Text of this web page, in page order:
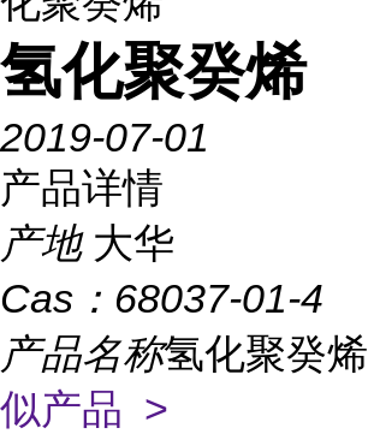
氢化聚癸烯
2019-07-01
产品详情
产地 大华
Cas： 68037-01-4
产品名称氢化聚癸烯
似产品 >